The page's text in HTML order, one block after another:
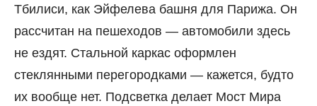
Тбилиси, как Эйфелева башня для Парижа. Он
рассчитан на пешеходов — автомобили здесь
не ездят. Стальной каркас оформлен
стеклянными перегородками — кажется, будто
их вообще нет. Подсветка делает Мост Мира